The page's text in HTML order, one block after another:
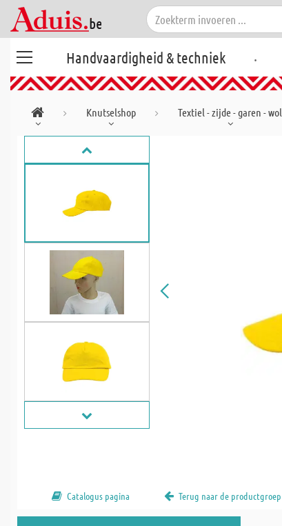
Handvaardigheid & techniek .
Knutselshop Textiel - zijde - garen - wol
Catalogus pagina Terug naar de productgroep